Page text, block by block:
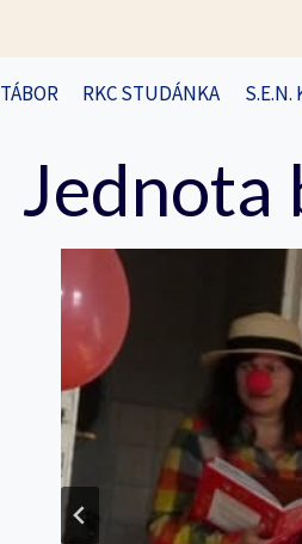
TÁBOR RKC STUDÁNKA S.E.N.
Jednota